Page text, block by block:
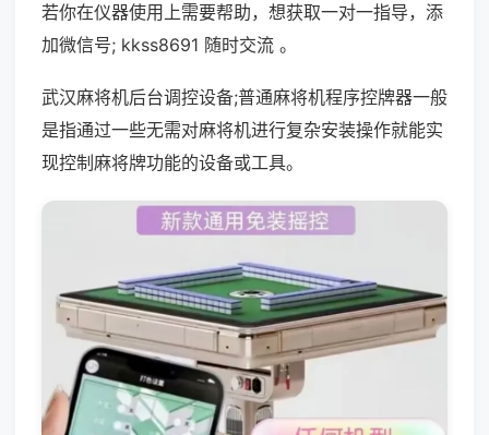
若你在仪器使用上需要帮助，想获取一对一指导，添
加微信号; kkss8691 随时交流 。
武汉麻将机后台调控设备;普通麻将机程序控牌器一般
是指通过一些无需对麻将机进行复杂安装操作就能实
现控制麻将牌功能的设备或工具。